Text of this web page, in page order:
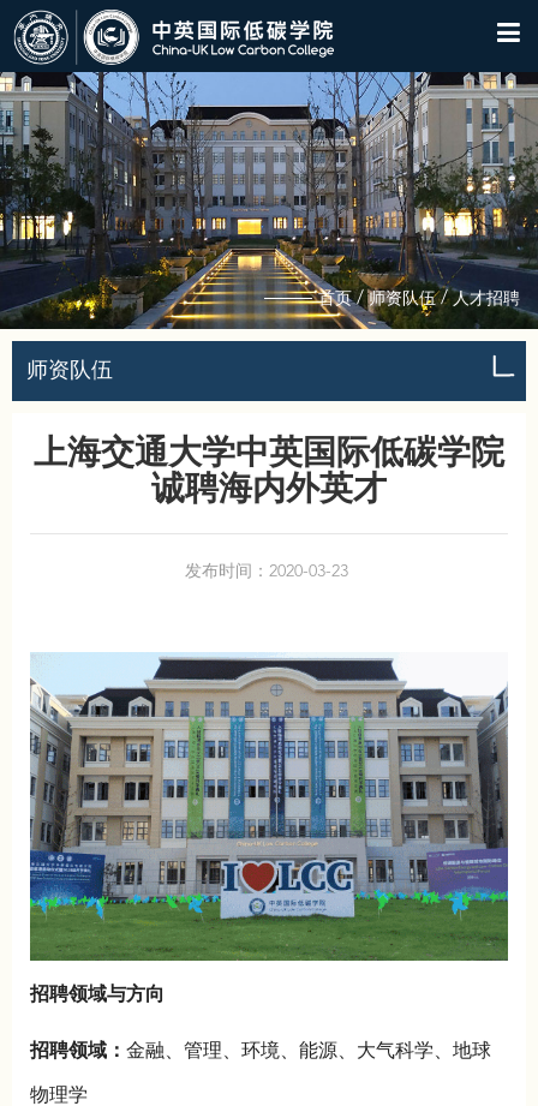
首页/师资队伍/ 人才招聘
师资队伍
上海交通大学中英国际低碳学院
诚聘海内外英才
发布时间：2020-03-23
招聘领域与方向
招聘领域： 金融、管理、环境、能源、 大气科学、地球
物理学